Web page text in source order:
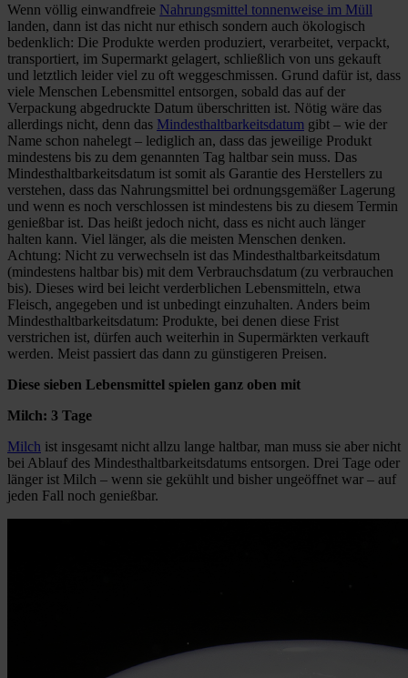
Wenn völlig einwandfreie Nahrungsmittel tonnenweise im Müll
landen, dann ist das nicht nur ethisch sondern auch ökologisch
bedenklich: Die Produkte werden produziert, verarbeitet, verpackt,
transportiert, im Supermarkt gelagert, schließlich von uns gekauft
und letztlich leider viel zu oft weggeschmissen. Grund dafür ist, dass
viele Menschen Lebensmittel entsorgen, sobald das auf der
Verpackung abgedruckte Datum überschritten ist. Nötig wäre das
allerdings nicht, denn das Mindesthaltbarkeitsdatum gibt – wie der
Name schon nahelegt – lediglich an, dass das jeweilige Produkt
mindestens bis zu dem genannten Tag haltbar sein muss. Das
Mindesthaltbarkeitsdatum ist somit als Garantie des Herstellers zu
verstehen, dass das Nahrungsmittel bei ordnungsgemäßer Lagerung
und wenn es noch verschlossen ist mindestens bis zu diesem Termin
genießbar ist. Das heißt jedoch nicht, dass es nicht auch länger
halten kann. Viel länger, als die meisten Menschen denken.
Achtung: Nicht zu verwechseln ist das Mindesthaltbarkeitsdatum
(mindestens haltbar bis) mit dem Verbrauchsdatum (zu verbrauchen
bis). Dieses wird bei leicht verderblichen Lebensmitteln, etwa
Fleisch, angegeben und ist unbedingt einzuhalten. Anders beim
Mindesthaltbarkeitsdatum: Produkte, bei denen diese Frist
verstrichen ist, dürfen auch weiterhin in Supermärkten verkauft
werden. Meist passiert das dann zu günstigeren Preisen.
Diese sieben Lebensmittel spielen ganz oben mit
Milch: 3 Tage
Milch ist insgesamt nicht allzu lange haltbar, man muss sie aber nicht
bei Ablauf des Mindesthaltbarkeitsdatums entsorgen. Drei Tage oder
länger ist Milch – wenn sie gekühlt und bisher ungeöffnet war – auf
jeden Fall noch genießbar.